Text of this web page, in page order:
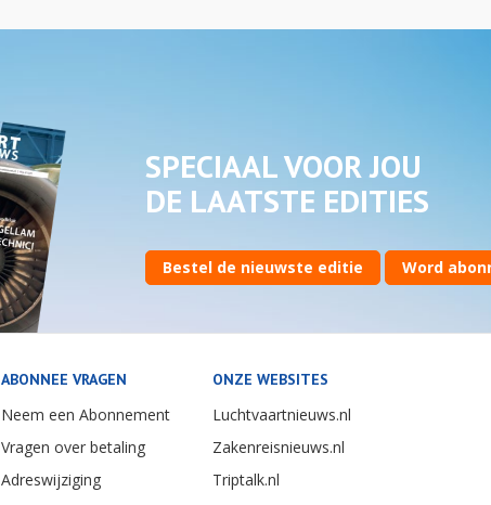
SPECIAAL VOOR JOU
DE LAATSTE EDITIES
Bestel de nieuwste editie Word
ABONNEE VRAGEN
Neem een Abonnement
Vragen over betaling
Adreswijziging
ONZE WEBSITES
Luchtvaartnieuws.nl
Zakenreisnieuws.nl
Triptalk.nl